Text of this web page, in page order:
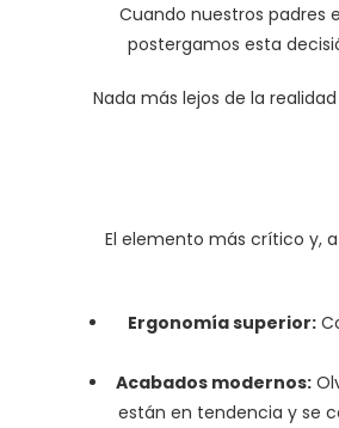
Cuando nuestros padres
postergamos esta
Nada más lejos de la
El elemento más crítico y,
Ergonomía superior:
Acabados modernos:
están en tendencia y se